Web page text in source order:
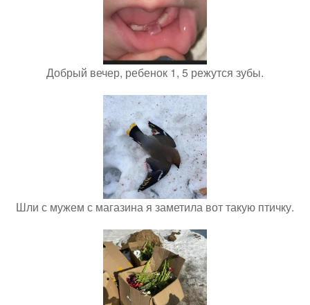
Добрый вечер, ребенок 1, 5 режутся зубы.
Шли с мужем с магазина я заметила вот такую птичку.